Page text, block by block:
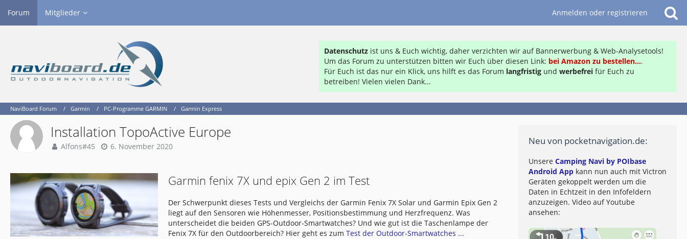
Forum Mitglieder Anmelden oder registrieren
Datenschutz ist uns & Euch wichtig, daher verzichten wir auf Bannerwerbung & Web-Analysetools!
Um das Forum zu unterstützen bitten wir Euch über diesen Link: bei Amazon zu bestellen....
Für Euch ist das nur ein Klick, uns hilft es das Forum langfristig und werbefrei für Euch zu
betreiben! Vielen vielen Dank...
NaviBoard Forum Garmin PC-Programme GARMIN Garmin Express
Installation TopoActive Europe
Alfons#45 6. November 2020
Garmin fenix 7X und epix Gen 2 im Test
Der Schwerpunkt dieses Tests und Vergleichs der Garmin Fenix 7X Solar und Garmin Epix Gen 2
liegt auf den Sensoren wie Höhenmesser, Positionsbestimmung und Herzfrequenz. Was
unterscheidet die beiden GPS-Outdoor-Smartwatches? Und wie gut ist die Taschenlampe der
Fenix 7X für den Outdoorbereich? Hier geht es zumTest der Outdoor-Smartwatches ...
Neu von pocketnavigation.de:
Unsere Camping Navi by POIbase
Android App kann nun auch mit Victron
Geräten gekoppelt werden um die
Daten in Echtzeit in den Infofeldern
anzuzeigen. Video auf Youtube
ansehen: